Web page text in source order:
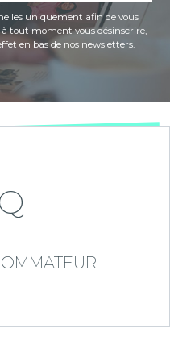
uniquement afin de vous
à tout moment vous désinscrire,
en bas de nos newsletters.